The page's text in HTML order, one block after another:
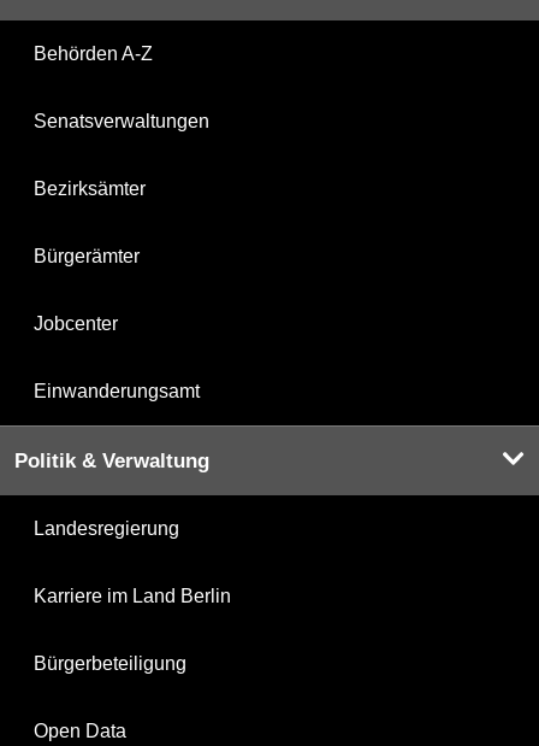
Behörden A-Z
Senatsverwaltungen
Bezirksämter
Bürgerämter
Jobcenter
Einwanderungsamt
Politik & Verwaltung
Landesregierung
Karriere im Land Berlin
Bürgerbeteiligung
Open Data